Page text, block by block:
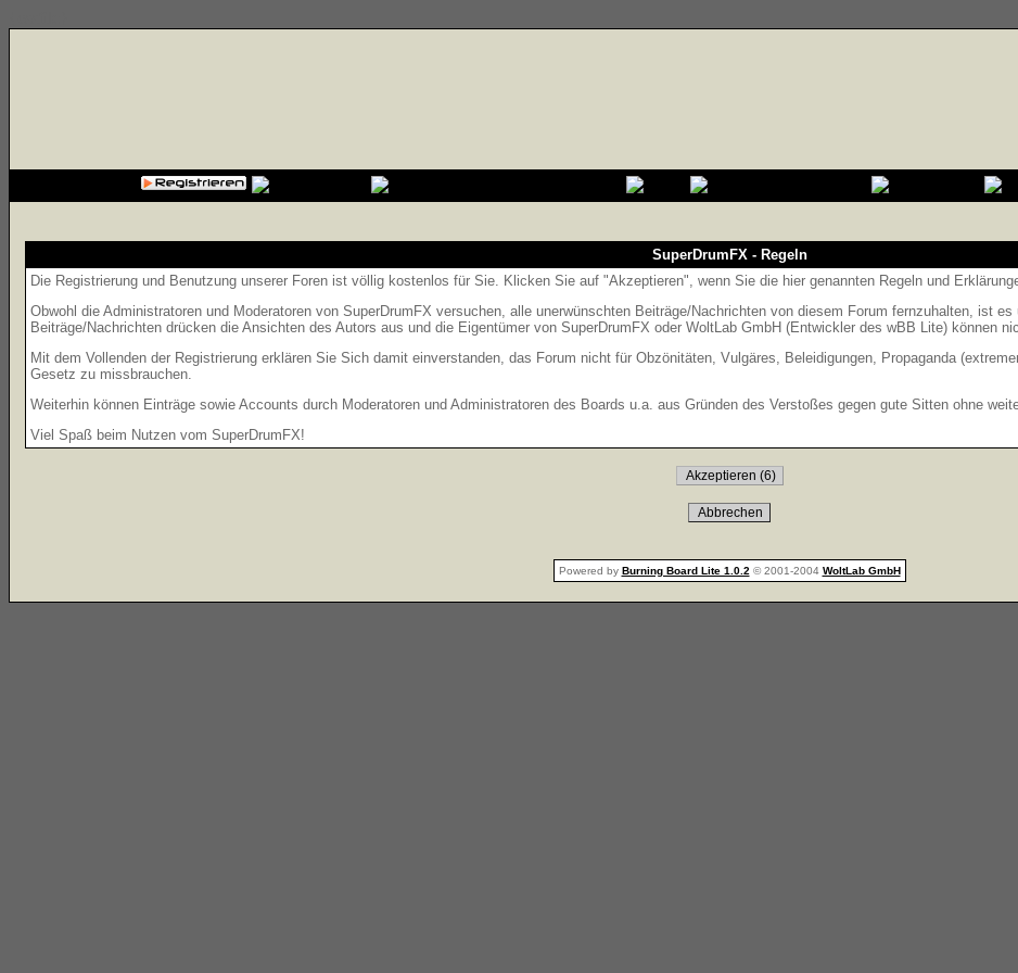
SuperDrumFX - Regeln
Die Registrierung und Benutzung unserer Foren ist völlig kostenlos für Sie. Klicken Sie auf "Akzeptieren", wenn Sie die hier genannten Regeln und
Obwohl die Administratoren und Moderatoren von SuperDrumFX versuchen, alle unerwünschten Beiträge/Nachrichten von diesem Forum fernzuhalten, ist
Beiträge/Nachrichten drücken die Ansichten des Autors aus und die Eigentümer von SuperDrumFX oder WoltLab GmbH (Entwickler des wBB Lite) können
Mit dem Vollenden der Registrierung erklären Sie Sich damit einverstanden, das Forum nicht für Obzönitäten, Vulgäres, Beleidigungen, Propaganda
Gesetz zu missbrauchen.
Weiterhin können Einträge sowie Accounts durch Moderatoren und Administratoren des Boards u.a. aus Gründen des Verstoßes gegen gute Sitten ohne
Viel Spaß beim Nutzen vom SuperDrumFX!
Powered by Burning Board Lite 1.0.2 © 2001-2004 WoltLab GmbH